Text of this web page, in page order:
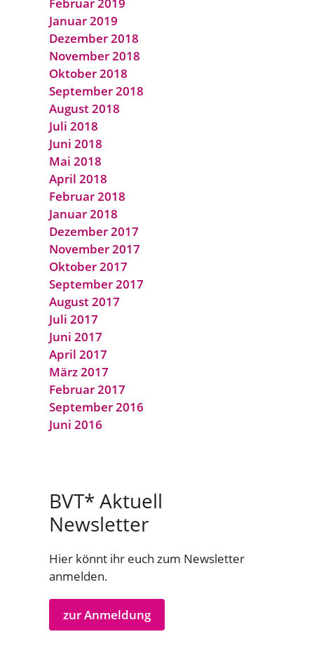
Januar 2019
Dezember 2018
November 2018
Oktober 2018
September 2018
August 2018
Juli 2018
Juni 2018
Mai 2018
April 2018
Februar 2018
Januar 2018
Dezember 2017
November 2017
Oktober 2017
September 2017
August 2017
Juli 2017
Juni 2017
April 2017
März 2017
Februar 2017
September 2016
Juni 2016
BVT* Aktuell
Newsletter
Hier könnt ihr euch zum Newsletter
anmelden.
zur Anmeldung